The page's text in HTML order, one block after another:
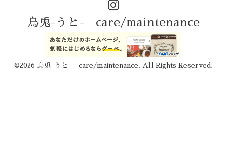
烏兎-うと- care/maintenance
©2026 烏兎-うと- care/maintenance . All Rights Reserved.